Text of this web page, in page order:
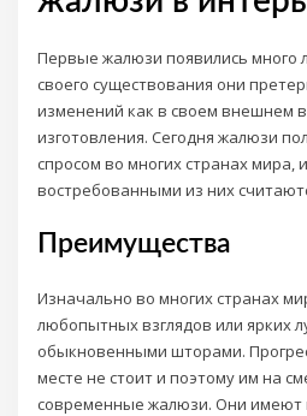
Первые жалюзи появились много
своего существования они
изменений как в своем внешнем
изготовления. Сегодня жалюзи
спросом во многих странах мира,
востребованными из них
Преимущества
Изначально во многих странах
любопытных взглядов или ярких
обыкновенными шторами.
месте не стоит и поэтому им на
современные жалюзи. Они имеют